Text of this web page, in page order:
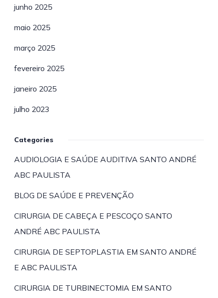
junho 2025
maio 2025
março 2025
fevereiro 2025
janeiro 2025
julho 2023
Categories
AUDIOLOGIA E SAÚDE AUDITIVA SANTO ANDRÉ
ABC PAULISTA
BLOG DE SAÚDE E PREVENÇÃO
CIRURGIA DE CABEÇA E PESCOÇO SANTO
ANDRÉ ABC PAULISTA
CIRURGIA DE SEPTOPLASTIA EM SANTO ANDRÉ
E ABC PAULISTA
CIRURGIA DE TURBINECTOMIA EM SANTO